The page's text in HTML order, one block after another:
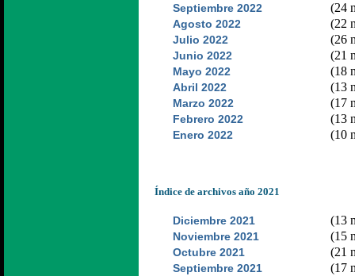
Septiembre 2022 (24
Agosto 2022 (22
Julio 2022 (26
Junio 2022 (21
Mayo 2022 (18
Abril 2022 (13
Marzo 2022 (17
Febrero 2022 (13
Enero 2022 (10
Índice de archivos año 2021
Diciembre 2021 (13
Noviembre 2021 (15
Octubre 2021 (21
Septiembre 2021 (17